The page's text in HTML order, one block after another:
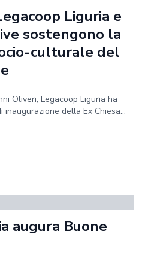
Liguria e
sostengono la
culturale del
Oliveri, Legacoop Liguria ha
della Ex Chiesa...
augura Buone